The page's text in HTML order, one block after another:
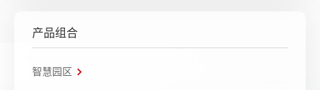
产品组合
智慧园区